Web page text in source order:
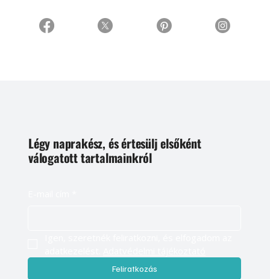
Légy naprakész, és értesülj elsőként
válogatott tartalmainkról
Feliratkozás